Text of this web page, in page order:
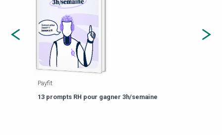
Payfit
13 prompts RH pour gagner 3h/semaine